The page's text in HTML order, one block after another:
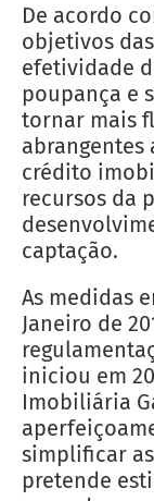
De acordo
objetivos
efetividade
poupança e
tornar mais
abrangentes
crédito
recursos da
captação.
As medidas
Janeiro de
iniciou em
Imobiliária
simplificar
pretende